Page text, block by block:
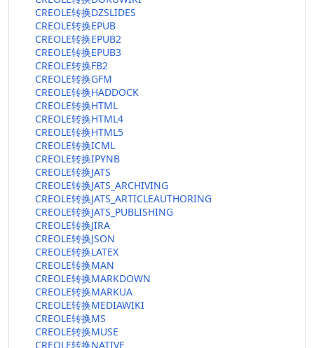
CREOLE转换DZSLIDES
CREOLE转换EPUB
CREOLE转换EPUB2
CREOLE转换EPUB3
CREOLE转换FB2
CREOLE转换GFM
CREOLE转换HADDOCK
CREOLE转换HTML
CREOLE转换HTML4
CREOLE转换HTML5
CREOLE转换ICML
CREOLE转换IPYNB
CREOLE转换JATS
CREOLE转换JATS_ARCHIVING
CREOLE转换JATS_ARTICLEAUTHORING
CREOLE转换JATS_PUBLISHING
CREOLE转换JIRA
CREOLE转换JSON
CREOLE转换LATEX
CREOLE转换MAN
CREOLE转换MARKDOWN
CREOLE转换MARKUA
CREOLE转换MEDIAWIKI
CREOLE转换MS
CREOLE转换MUSE
CREOLE转换NATIVE